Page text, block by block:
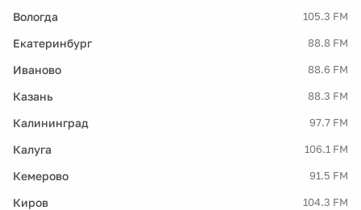
Вологда 105.3 FM
Екатеринбург 88.8 FM
Иваново 88.6 FM
Казань 88.3 FM
Калининград 97.7 FM
Калуга 106.1 FM
Кемерово 91.5 FM
Киров 104.3 FM